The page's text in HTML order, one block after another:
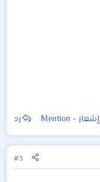
إشعار - Mention رد
#3